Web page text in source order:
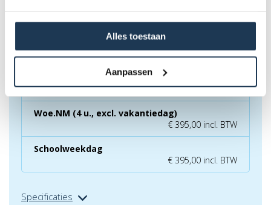
Alles toestaan
Aanpassen
Standaardhuur (dag-verhuur)
€ 415,00 incl. BTW
1 weekend - 2 dagen
€ 575,00 incl. BTW
Woe.NM (4 u., excl. vakantiedag)
€ 395,00 incl. BTW
Schoolweekdag
€ 395,00 incl. BTW
Specificaties